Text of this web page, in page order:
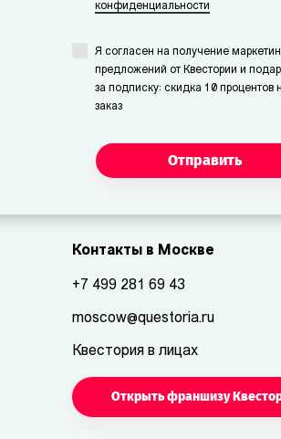
конфиденциальности
Я согласен на получение
предложений от Квестории и
за подписку: скидка 10 процентов
заказ
Отправить
Контакты в Москве
+7 499 281 69 43
moscow@questoria.ru
Квестория в лицах
Открыть франшизу